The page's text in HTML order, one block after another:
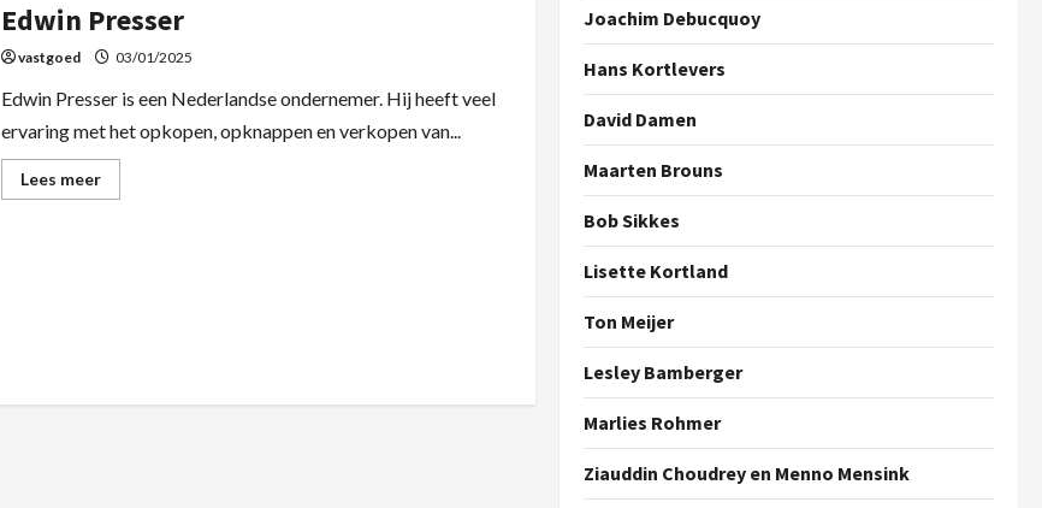
Edwin Presser
vastgoed 03/01/2025
Edwin Presser is een Nederlandse ondernemer. Hij heeft veel
ervaring met het opkopen, opknappen en verkopen van...
Lees meer
Joachim Debucquoy
Hans Kortlevers
David Damen
Maarten Brouns
Bob Sikkes
Lisette Kortland
Ton Meijer
Lesley Bamberger
Marlies Rohmer
Ziauddin Choudrey en Menno Mensink